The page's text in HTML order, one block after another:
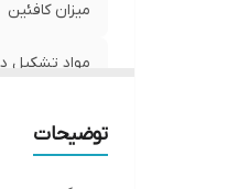
میزان کافئین
مواد تشکیل
توضیحات